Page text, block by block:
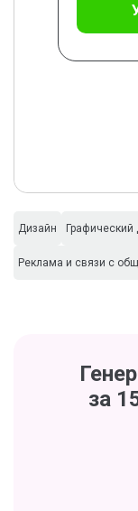
Дизайн Графический
Реклама и связи с
за